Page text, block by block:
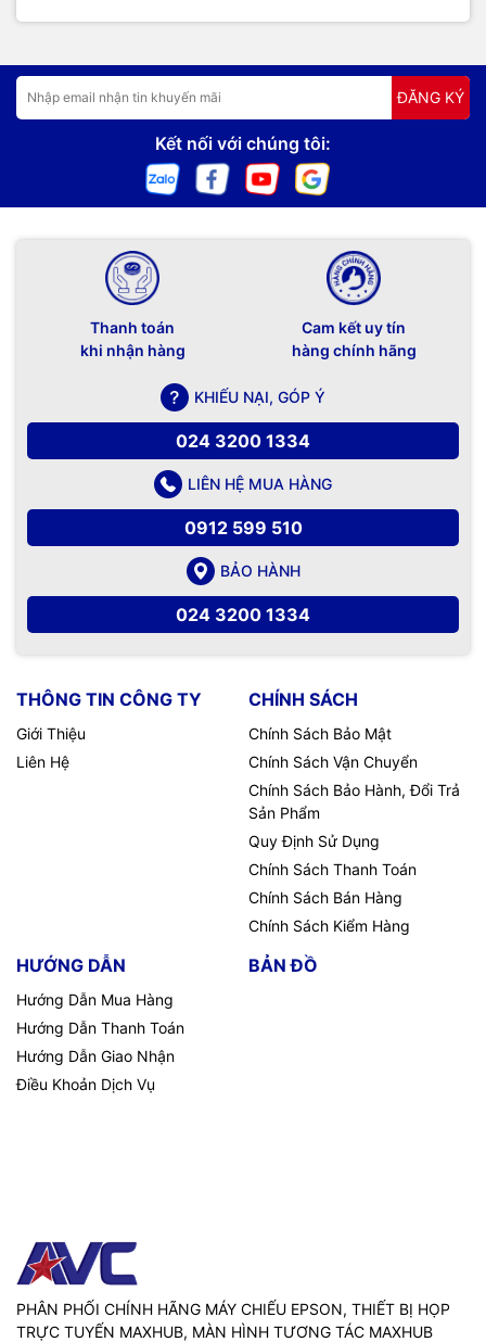
ĐĂNG KÝ
Kết nối với chúng tôi:
Thanh toán
khi nhận hàng
Cam kết uy tín
hàng chính hãng
KHIẾU NẠI, GÓP Ý
024 3200 1334
LIÊN HỆ MUA HÀNG
0912 599 510
BẢO HÀNH
024 3200 1334
THÔNG TIN CÔNG TY
Giới Thiệu
Liên Hệ
CHÍNH SÁCH
Chính Sách Bảo Mật
Chính Sách Vận Chuyển
Chính Sách Bảo Hành, Đổi Trả
Sản Phẩm
Quy Định Sử Dụng
Chính Sách Thanh Toán
Chính Sách Bán Hàng
Chính Sách Kiểm Hàng
HƯỚNG DẪN
Hướng Dẫn Mua Hàng
Hướng Dẫn Thanh Toán
Hướng Dẫn Giao Nhận
Điều Khoản Dịch Vụ
BẢN ĐỒ
PHÂN PHỐI CHÍNH HÃNG MÁY CHIẾU EPSON, THIẾT BỊ HỌP
TRỰC TUYẾN MAXHUB, MÀN HÌNH TƯƠNG TÁC MAXHUB